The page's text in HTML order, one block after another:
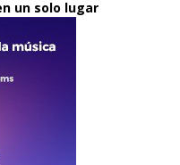
un solo lugar